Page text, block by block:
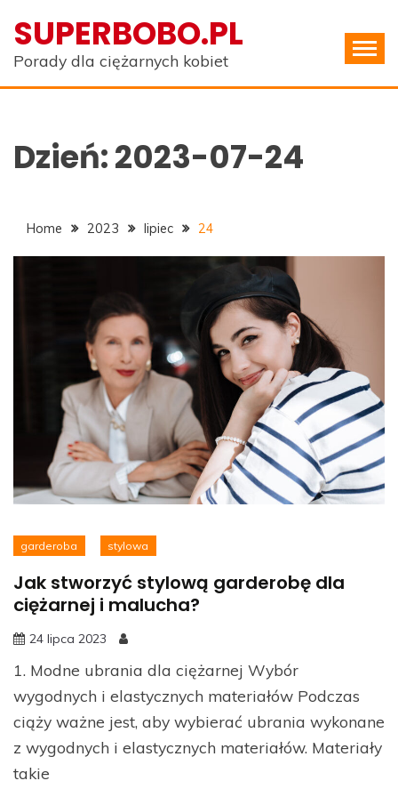
content
SUPERBOBO.PL
Porady dla ciężarnych kobiet
Dzień:2023-07-24
Home 2023 lipiec 24
garderoba stylowa
Jak stworzyć stylową garderobę dla
ciężarnej i malucha?
24 lipca 2023
1. Modne ubrania dla ciężarnej Wybór
wygodnych i elastycznych materiałów Podczas
ciąży ważne jest, aby wybierać ubrania wykonane
z wygodnych i elastycznych materiałów. Materiały
takie